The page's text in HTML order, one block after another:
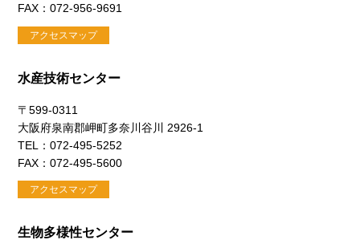
FAX：072-956-9691
アクセスマップ
水産技術センター
〒599-0311
大阪府泉南郡岬町多奈川谷川 2926-1
TEL：072-495-5252
FAX：072-495-5600
アクセスマップ
生物多様性センター